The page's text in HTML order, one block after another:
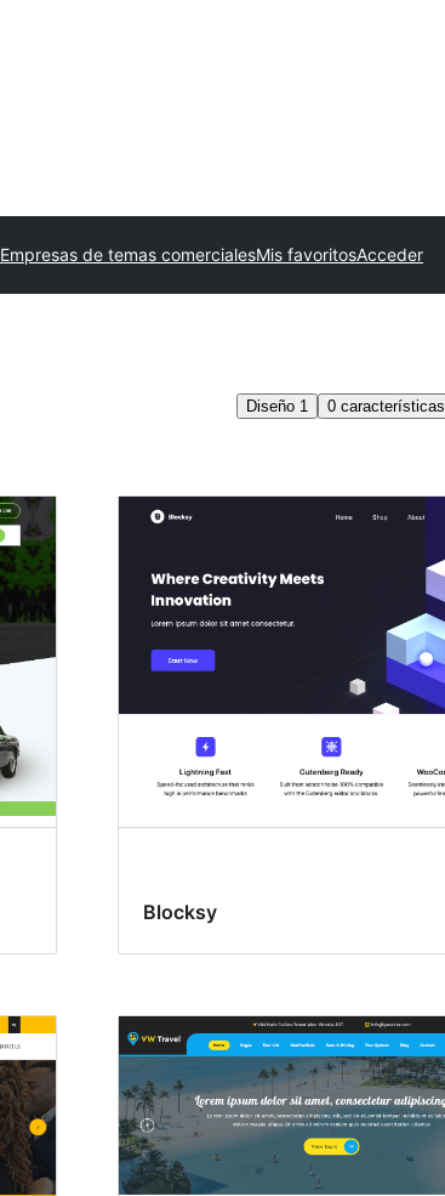
Empresas de temas comercialesMis favoritosAcceder
Diseño 1 0 características
Blocksy